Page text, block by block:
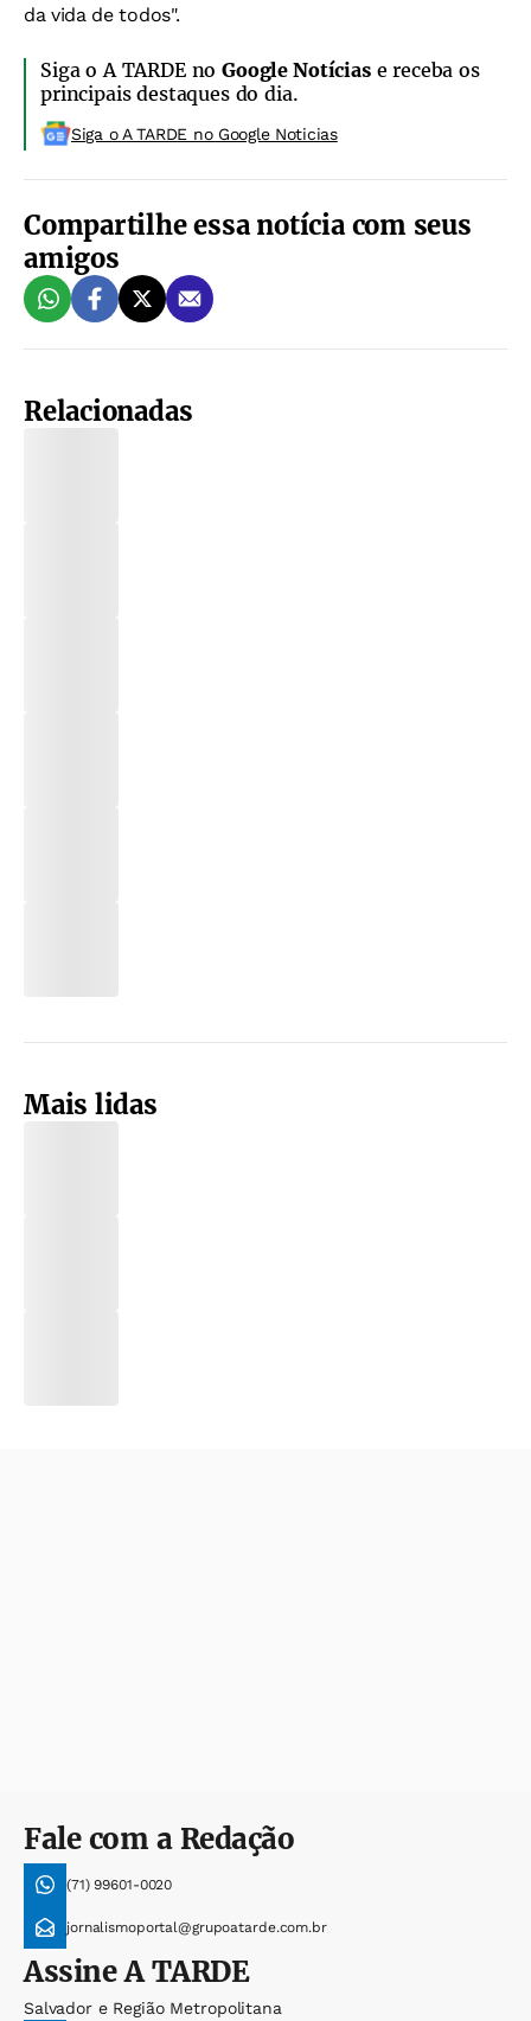
da vida de todos".
Siga o A TARDE noGoogle Notíciase receba os
principais destaques do dia.
Siga o A TARDE no Google Noticias
Compartilhe essa notícia com seus
amigos
Relacionadas
Mais lidas
Fale com a Redação
(71) 99601-0020
jornalismoportal@grupoatarde.com.br
AssineA TARDE
Salvador e Região Metropolitana